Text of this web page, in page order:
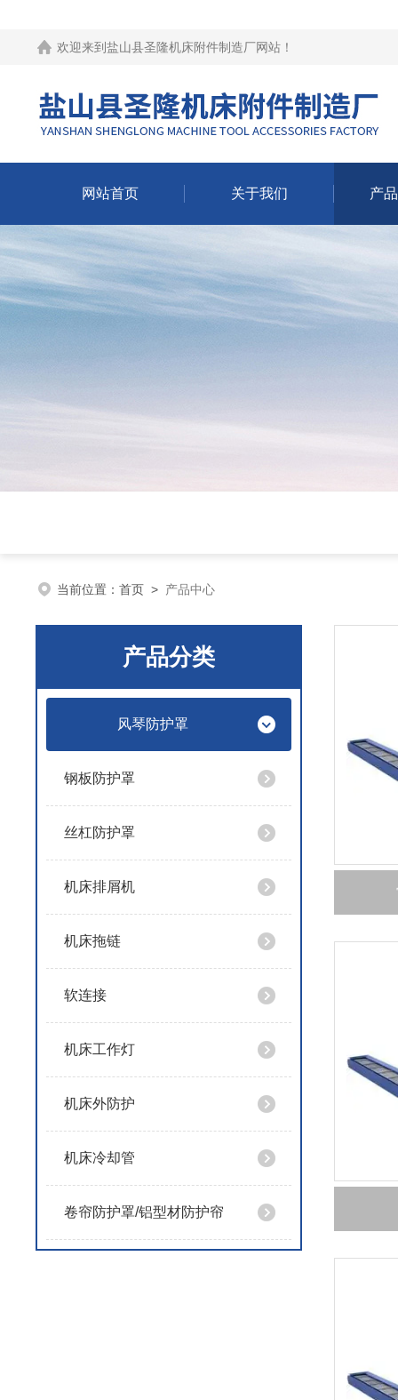
欢迎来到 盐山县圣隆机床附件制造厂网站 ！
网站首页 关于我们 产
当前位置： 首页 > 产品中心
产品分类
风琴防护罩
钢板防护罩
丝杠防护罩
机床排屑机
机床拖链
软连接
机床工作灯
机床外防护
机床冷却管
卷帘防护罩/铝型材防护帘